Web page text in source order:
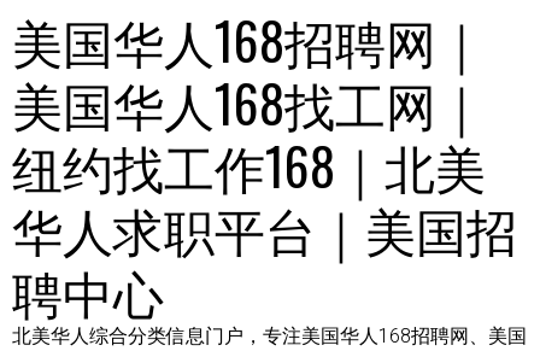
美国华人168招聘网｜
美国华人168找工网｜
纽约找工作168｜北美
华人求职平台｜美国招
聘中心
北美华人综合分类信息门户，专注美国华人168招聘网、美国